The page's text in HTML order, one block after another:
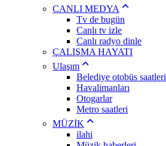
CANLI MEDYA
Tv de bugün
Canlı tv izle
Canlı radyo dinle
ÇALIŞMA HAYATI
Ulaşım
Belediye otobüs saatleri
Havalimanları
Otogarlar
Metro saatleri
MÜZİK
ilahi